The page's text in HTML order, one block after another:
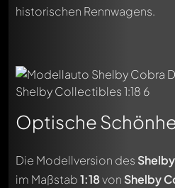
historischen Rennwagens.
Optische
Die Modellversion des
im Maßstab1:18von Shelby